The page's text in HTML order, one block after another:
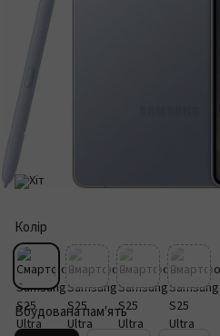
Колір
Вбудована пам'ять